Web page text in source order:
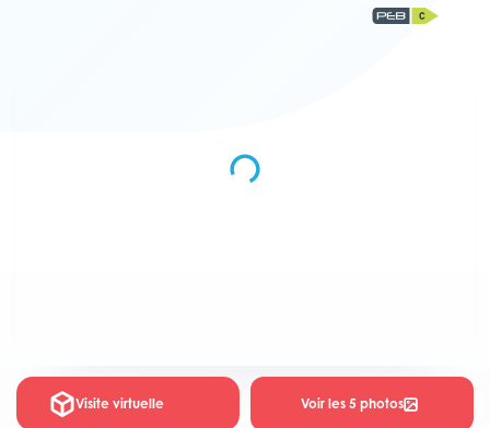
Visite virtuelle Voir les 5 photos